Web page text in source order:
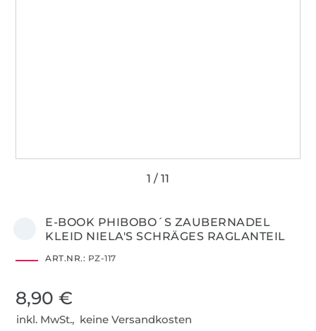
E-BOOK PHIBOBO´S ZAUBERNADEL
KLEID NIELA'S SCHRÄGES RAGLANTEIL
ART.NR.: PZ-117
8,90 €
inkl. MwSt., keine Versandkosten